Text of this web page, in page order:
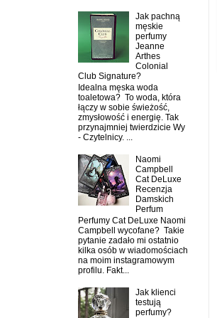
Jak pachną
męskie
perfumy
Jeanne
Arthes
Colonial
Club Signature?
Idealna męska woda
toaletowa? To woda, która
łączy w sobie świeżość,
zmysłowość i energię. Tak
przynajmniej twierdzicie Wy
- Czytelnicy. ...
Naomi
Campbell
Cat DeLuxe
Recenzja
Damskich
Perfum
Perfumy Cat DeLuxe Naomi
Campbell wycofane? Takie
pytanie zadało mi ostatnio
kilka osób w wiadomościach
na moim instagramowym
profilu. Fakt...
Jak klienci
testują
perfumy?